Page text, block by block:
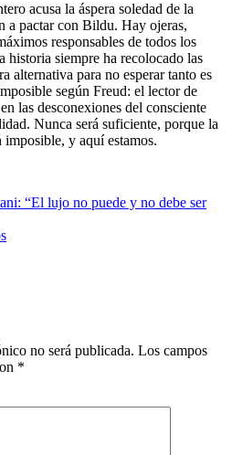
acusa la áspera soledad de la
a pactar con Bildu. Hay ojeras,
responsables de todos los
historia siempre ha recolocado las
alternativa para no esperar tanto es
según Freud: el lector de
las desconexiones del consciente
Nunca será suficiente, porque la
y aquí estamos.
“El lujo no puede y no debe ser
no será publicada. Los campos
*